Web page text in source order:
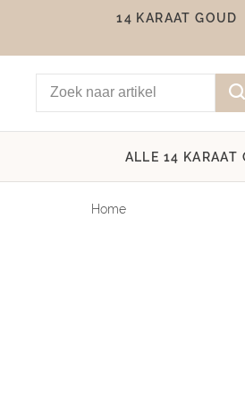
14 KARAAT GOUD
ALLE 14 KARAAT
Home